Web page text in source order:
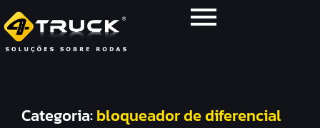
Categoria:bloqueador de diferencial